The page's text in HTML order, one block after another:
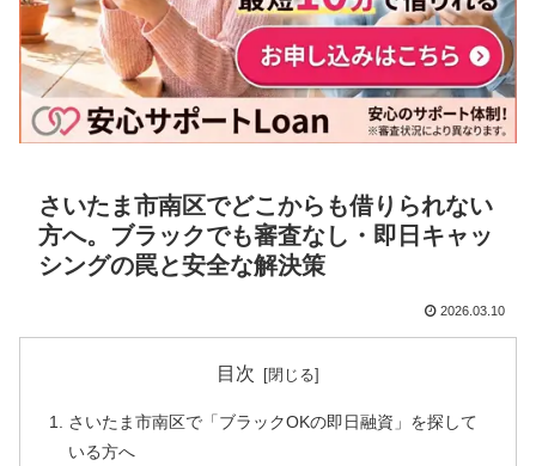
さいたま市南区でどこからも借りられない
方へ。ブラックでも審査なし・即日キャッ
シングの罠と安全な解決策
2026.03.10
目次
さいたま市南区で「ブラックOKの即日融資」を探して
いる方へ